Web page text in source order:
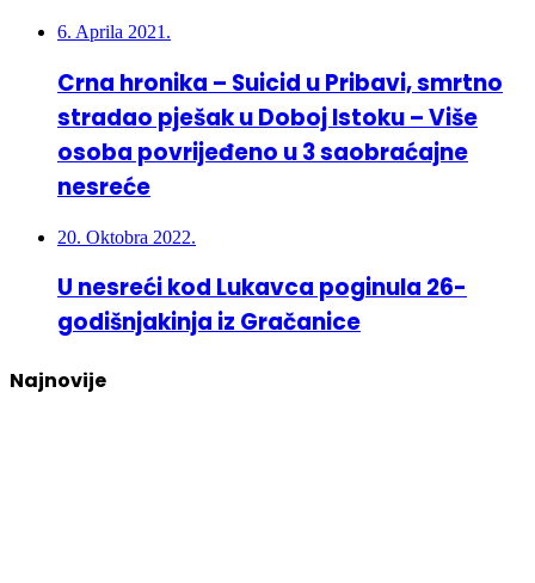
6. Aprila 2021.
Crna hronika – Suicid u Pribavi, smrtno
stradao pješak u Doboj Istoku – Više
osoba povrijeđeno u 3 saobraćajne
nesreće
20. Oktobra 2022.
U nesreći kod Lukavca poginula 26-
godišnjakinja iz Gračanice
Najnovije